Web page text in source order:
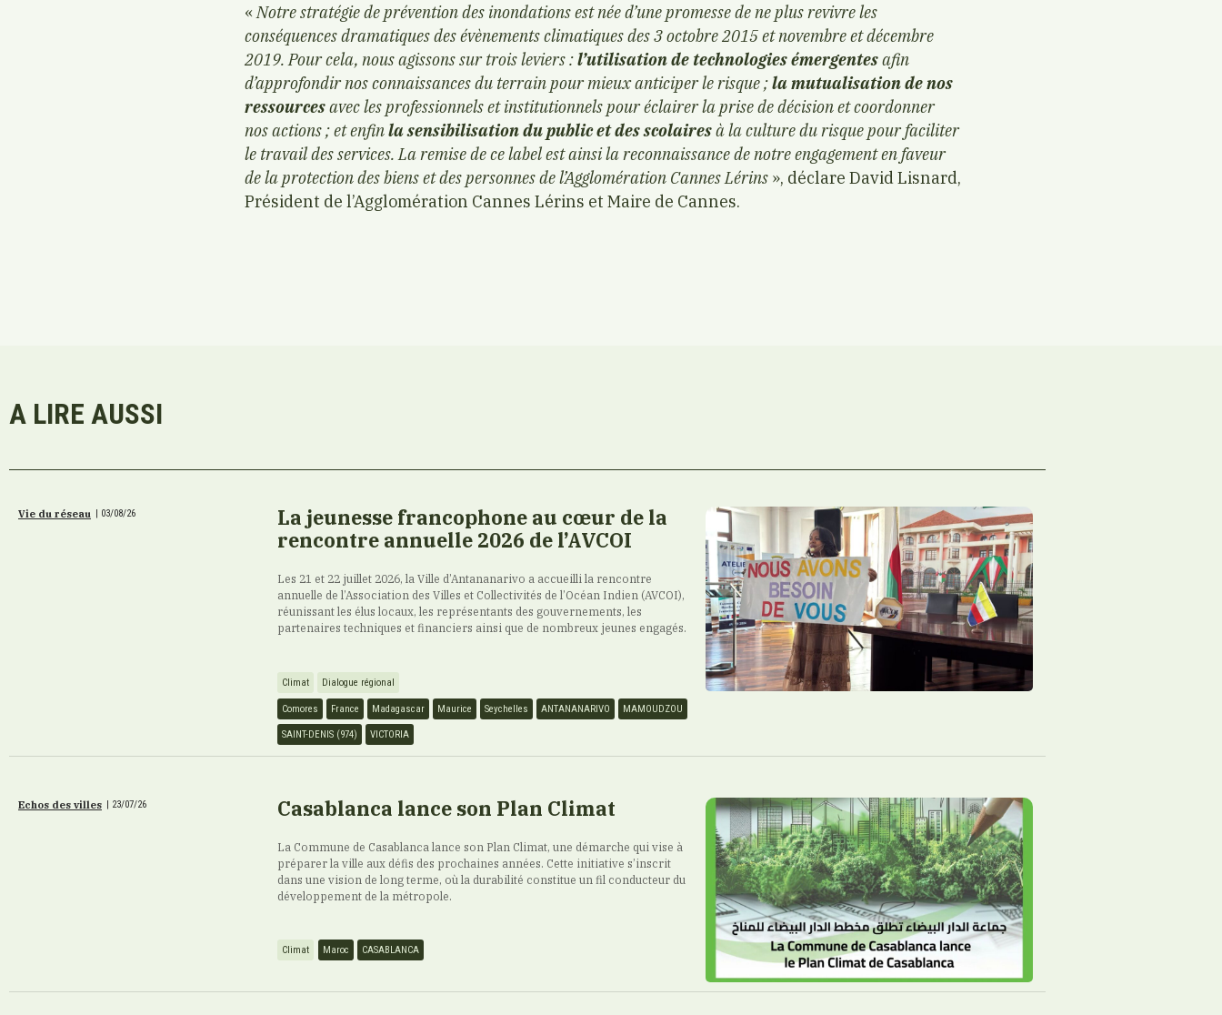
«Notre stratégie de prévention des inondations est née d’une promesse de ne plus revivre les
conséquences dramatiques des évènements climatiques des 3 octobre 2015 et novembre et décembre
2019. Pour cela, nous agissons sur trois leviers :l’utilisation de technologies émergentesafin
d’approfondir nos connaissances du terrain pour mieux anticiper le risque ;la mutualisation de nos
ressourcesavec les professionnels et institutionnels pour éclairer la prise de décision et coordonner
nos actions ; et enfinla sensibilisation du public et des scolairesà la culture du risque pour faciliter
le travail des services. La remise de ce label est ainsi la reconnaissance de notre engagement en faveur
de la protection des biens et des personnes de l’Agglomération Cannes Lérins», déclare David Lisnard,
Président de l’Agglomération Cannes Lérins et Maire de Cannes.
A LIRE AUSSI
Vie du réseau | 03/08/26
La jeunesse francophone au cœur de la
rencontre annuelle 2026 de l’AVCOI
Les 21 et 22 juillet 2026, la Ville d’Antananarivo a accueilli la rencontre
annuelle de l’Association des Villes et Collectivités de l’Océan Indien (AVCOI),
réunissant les élus locaux, les représentants des gouvernements, les
partenaires techniques et financiers ainsi que de nombreux jeunes engagés.
Climat Dialogue régional
Comores France Madagascar Maurice Seychelles ANTANANARIVO MAMOUDZOU
SAINT-DENIS (974) VICTORIA
Echos des villes 23/07/26 Casablanca lance son Plan Climat
La Commune de Casablanca lance son Plan Climat, une démarche qui vise à
préparer la ville aux défis des prochaines années. Cette initiative s’inscrit
dans une vision de long terme, où la durabilité constitue un fil conducteur du
développement de la métropole.
Climat Maroc CASABLANCA